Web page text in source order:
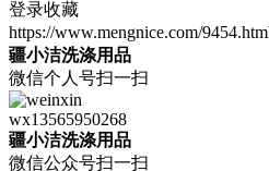
登录收藏
https://www.mengnice.com/
疆小洁洗涤用品
微信个人号扫一扫
wx13565950268
疆小洁洗涤用品
微信公众号扫一扫